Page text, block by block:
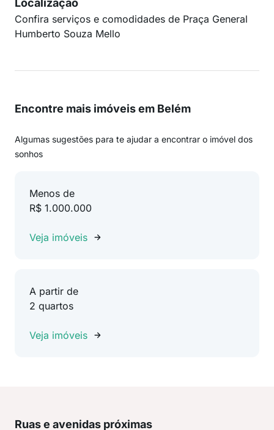
Localização
Confira serviços e comodidades de Praça General
Humberto Souza Mello
Encontre mais imóveis em Belém
Algumas sugestões para te ajudar a encontrar o imóvel dos
sonhos
Menos de
R$ 1.000.000
Veja imóveis
A partir de
2 quartos
Veja imóveis
Ruas e avenidas próximas